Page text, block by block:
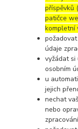
příspěvků
patičce
kompletní
údaje
vyžádat si
osobním
u
jejich
nechat
nebo